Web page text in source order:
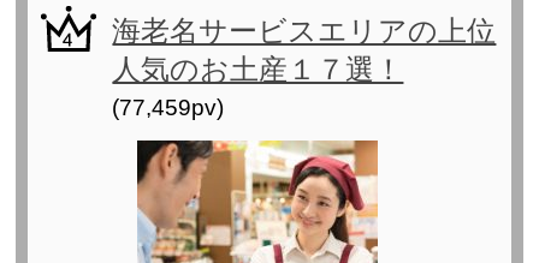
海老名サービスエリアの上位
人気のお土産１７選！
(77,459pv)